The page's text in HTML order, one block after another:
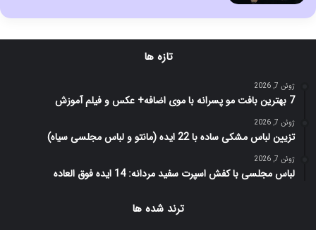
تازه ها
ژوئن 7, 2026
7 بهترین بافت مو پسرانه با موی اضافه+ عکس و فیلم آموزش
ژوئن 7, 2026
تزیین لباس مشکی ساده با 22 ایده (مانتو و لباس مجلسی سیاه)
ژوئن 7, 2026
لباس مجلسی با کفش اسپرت سفید مردانه: 14 ایده فوق العاده
ترند شده ها